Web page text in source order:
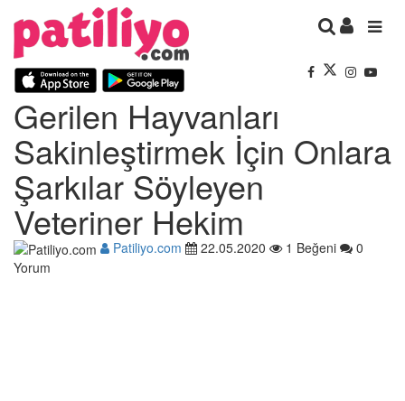
Gerilen Hayvanları
Sakinleştirmek İçin Onlara
Şarkılar Söyleyen
Veteriner Hekim
Patiliyo.com 22.05.2020 1 Beğeni
0
Yorum